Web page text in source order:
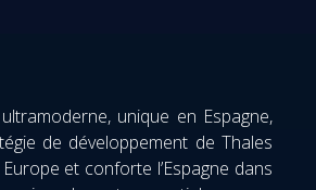
unique en Espagne,
de développement de Thales
et conforte l’Espagne dans